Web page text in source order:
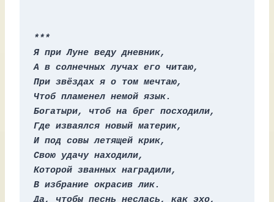
***
Я при Луне веду дневник,
А в солнечных лучах его читаю,
При звёздах я о том мечтаю,
Чтоб пламенел немой язык.
Богатыри, чтоб на брег посходили,
Где изваялся новый материк,
И под совы летящей крик,
Свою удачу находили,
Которой званных наградили,
В избрание окрасив лик.
Да, чтобы песнь неслась, как эхо,